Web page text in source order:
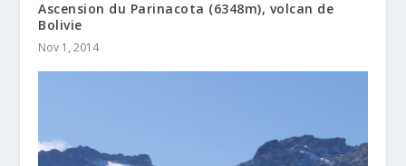
Ascension du Parinacota (6348m), volcan de
Bolivie
Nov 1, 2014